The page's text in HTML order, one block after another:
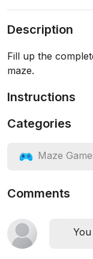
Description
Fill up the
maze.
Instructions
Categories
Maze
Comments